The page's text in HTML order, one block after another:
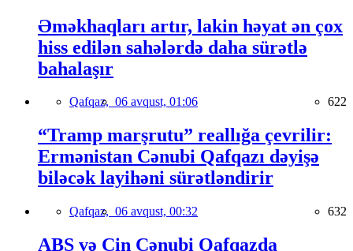
Əməkhaqları artır, lakin həyat ən çox
hiss edilən sahələrdə daha sürətlə
bahalaşır
Qafqaz, 06 avqust, 01:06 622
“Tramp marşrutu” reallığa çevrilir:
Ermənistan Cənubi Qafqazı dəyişə
biləcək layihəni sürətləndirir
Qafqaz, 06 avqust, 00:32 632
ABŞ və Çin Cənubi Qafqazda